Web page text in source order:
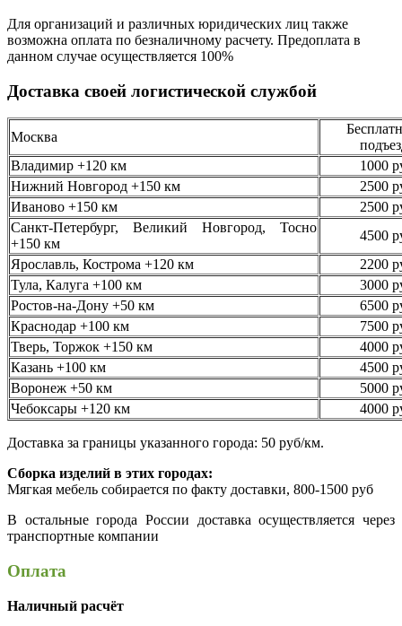
Для организаций и различных юридических лиц также
возможна оплата по безналичному расчету. Предоплата в
данном случае осуществляется 100%
Доставка своей логистической службой
Москва
Владимир +120 км
1000
Нижний Новгород +150 км
2500
Иваново +150 км
2500
Санкт-Петербург, Великий Новгород, Тосно
+150 км
4500
Ярославль, Кострома +120 км
2200
Тула, Калуга +100 км
3000
Ростов-на-Дону +50 км
6500
Краснодар +100 км
7500
Тверь, Торжок +150 км
4000
Казань +100 км
4500
Воронеж +50 км
5000
Чебоксары +120 км
4000
Доставка за границы указанного города: 50 руб/км.
Сборка изделий в этих городах:
Мягкая мебель собирается по факту доставки, 800-1500 руб
В остальные города России доставка осуществляется через
транспортные компании
Оплата
Наличный расчёт